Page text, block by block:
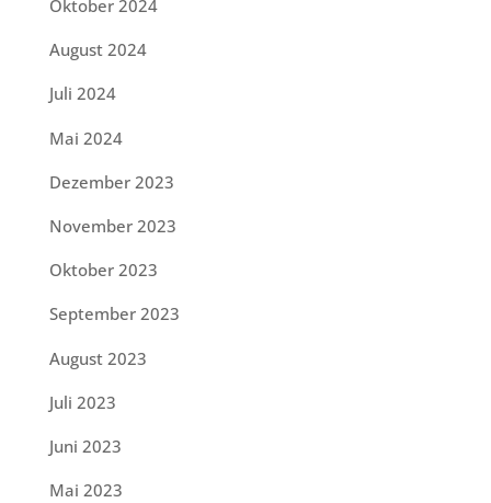
Oktober 2024
August 2024
Juli 2024
Mai 2024
Dezember 2023
November 2023
Oktober 2023
September 2023
August 2023
Juli 2023
Juni 2023
Mai 2023